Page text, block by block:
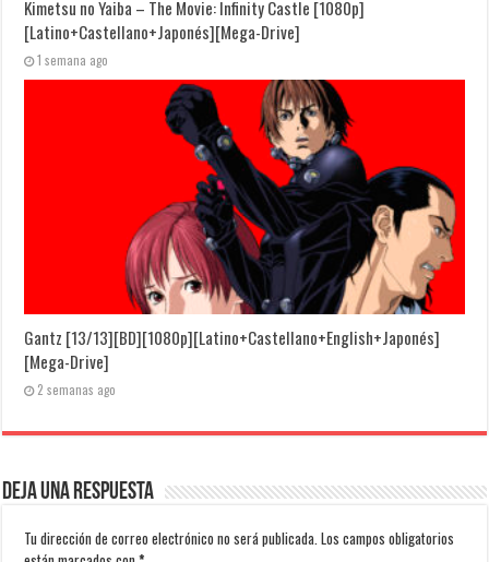
Kimetsu no Yaiba – The Movie: Infinity Castle [1080p]
[Latino+Castellano+Japonés][Mega-Drive]
1 semana ago
Gantz [13/13][BD][1080p][Latino+Castellano+English+Japonés]
[Mega-Drive]
2 semanas ago
Deja una respuesta
Tu dirección de correo electrónico no será publicada. Los campos obligatorios